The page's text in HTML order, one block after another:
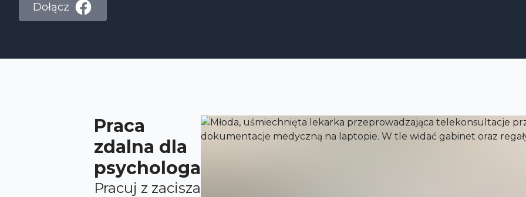
Dołącz
Praca
zdalna dla
psychologa
Pracuj z zacisza